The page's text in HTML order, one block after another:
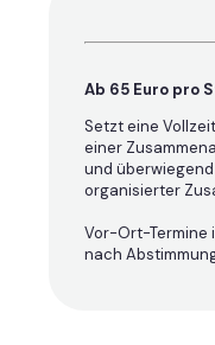
Ab 65 Euro pro
Setzt eine
einer
und
organisierter
Vor-Ort-Termine
nach